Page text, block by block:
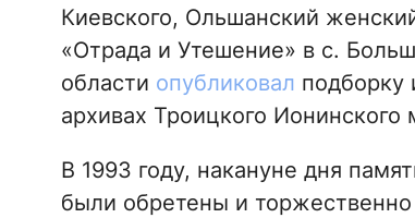
Киевского, Ольшанский
«Отрада и Утешение» в с.
области опубликовал подборку
архивах Троицкого Ионинского
В 1993 году, накануне дня
были обретены и